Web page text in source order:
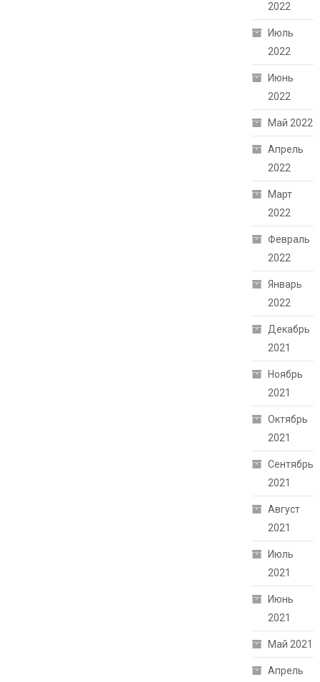
2022
Июль
2022
Июнь
2022
Май 2022
Апрель
2022
Март
2022
Февраль
2022
Январь
2022
Декабрь
2021
Ноябрь
2021
Октябрь
2021
Сентябрь
2021
Август
2021
Июль
2021
Июнь
2021
Май 2021
Апрель